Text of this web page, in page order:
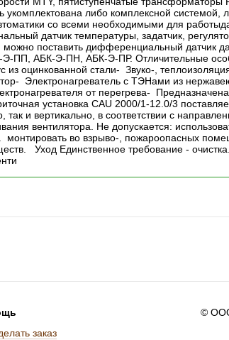
либо комплексной системой,
со всеми необходимыми для
датчик температуры, задатчик,
поставить дифференциальный датчик
Э-ПП, АБК-Э-ПН, АБК-Э-ПР. Отличительные
оцинкованной стали- Звуко-,
Электронагреватель с ТЭНами из
от перегрева-
установка CAU 2000/1-12.0/3
и вертикально, в соответствии с
вентилятора. Не допускается:
во взрыво-, пожароопасных
Уход Единственное требование -
заказ
©